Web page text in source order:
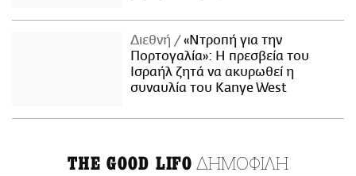
Διεθνή
«Ντροπή για την
Πορτογαλία»: Η πρεσβεία του
Ισραήλ ζητά να ακυρωθεί η
συναυλία του Kanye West
THE GOOD LIFO ΔΗΜΟΦΙΛΗ